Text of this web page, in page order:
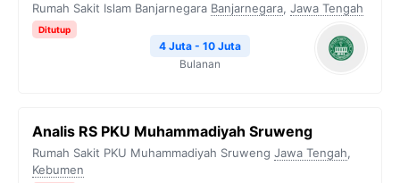
Rumah Sakit Islam Banjarnegara Banjarnegara, Jawa Tengah
Ditutup
4 Juta - 10 Juta
Bulanan
Analis RS PKU Muhammadiyah Sruweng
Rumah Sakit PKU Muhammadiyah Sruweng Jawa Tengah,
Kebumen